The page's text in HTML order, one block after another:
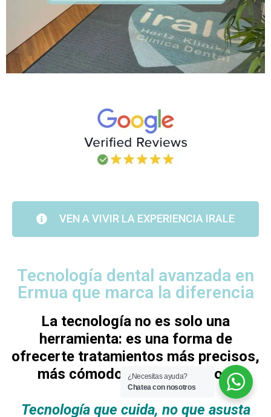
VEN A VIVIR LA EXPERIENCIA IRALE
Tecnología dental avanzada en
Ermua que marca la diferencia
La tecnología no es solo una
herramienta: es una forma de
ofrecerte tratamientos más precisos,
más cómodos y más seguros.
Tecnología que cuida, no que asusta
¿Necesitas ayuda?
Chatea con nosotros